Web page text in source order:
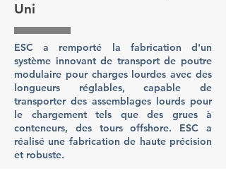
Uni
ESC a remporté la fabrication d'un
système innovant de transport de poutre
modulaire pour charges lourdes avec des
longueurs réglables, capable de
transporter des assemblages lourds pour
le chargement tels que des grues à
conteneurs, des tours offshore. ESC a
réalisé une fabrication de haute précision
et robuste.